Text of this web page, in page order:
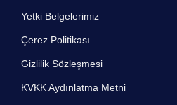
Yetki Belgelerimiz
Çerez Politikası
Gizlilik Sözleşmesi
KVKK Aydınlatma Metni